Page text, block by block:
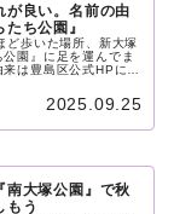
が良い。名前の由
ち公園』
ど歩いた場所、新大塚
園』に足を運んでま
は豊島区公式HPによ
が密集しています。
う歴史を感じさせる遊
2025.09.25
南大塚公園』で秋
もう